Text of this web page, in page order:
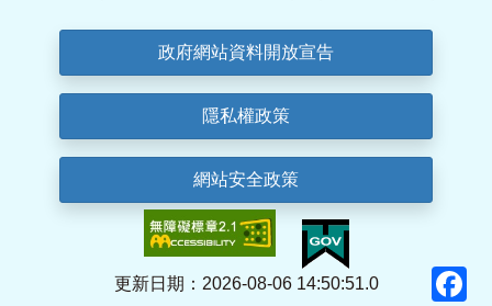
政府網站資料開放宣告
隱私權政策
網站安全政策
更新日期：2026-08-06 14:50:51.0